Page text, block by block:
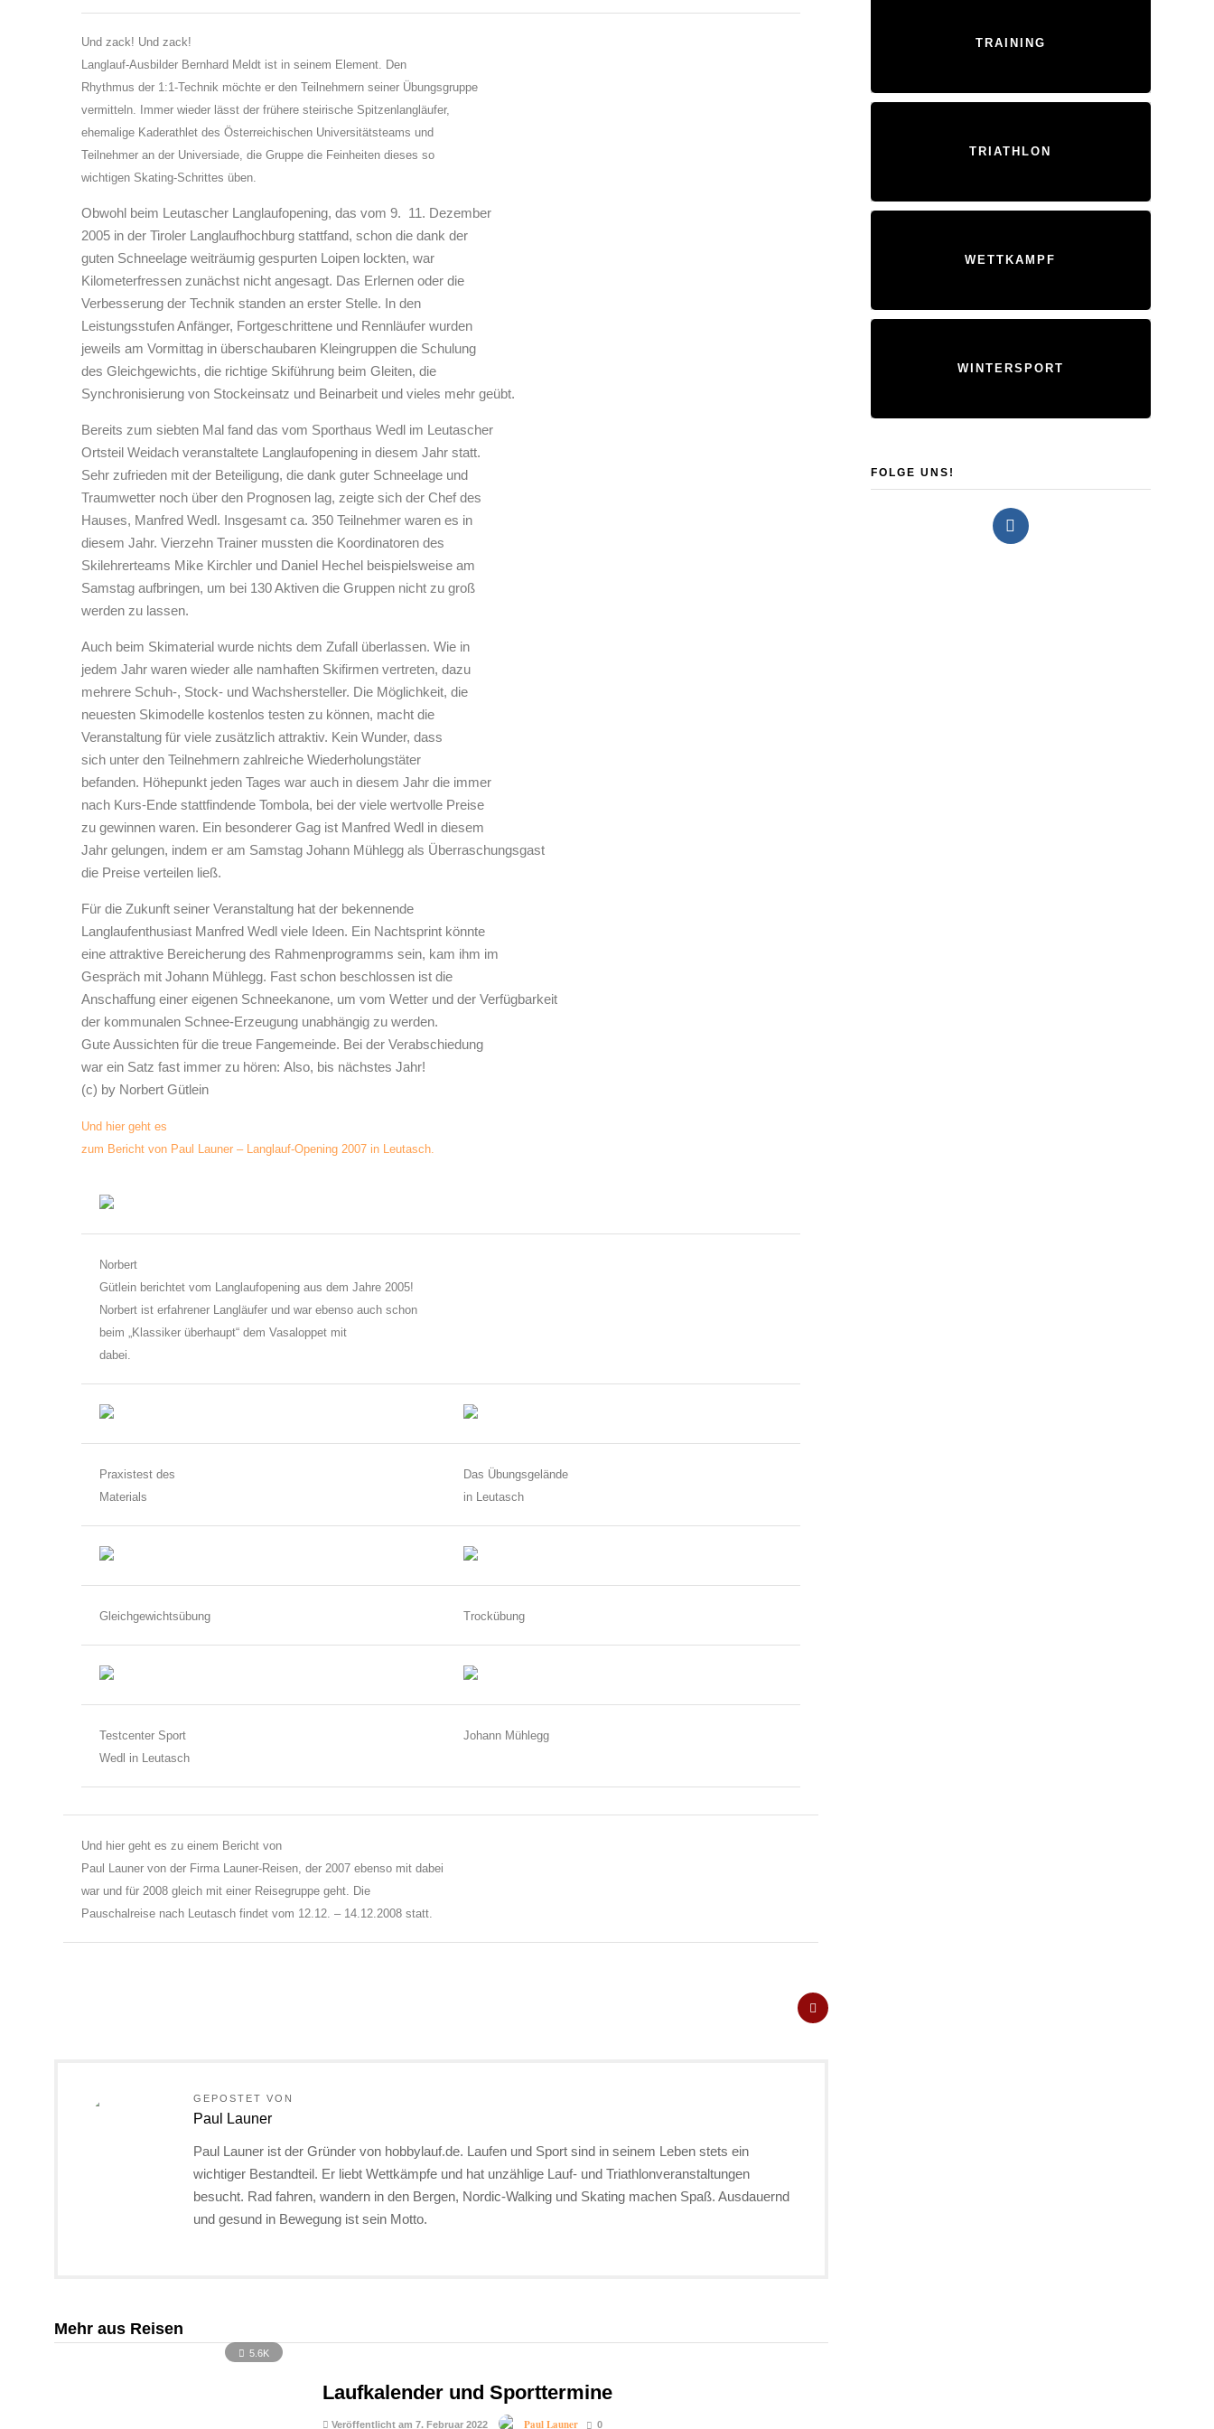
Und zack! Und zack!
Langlauf-Ausbilder Bernhard Meldt ist in seinem Element. Den
Rhythmus der 1:1-Technik möchte er den Teilnehmern seiner Übungsgruppe
vermitteln. Immer wieder lässt der frühere steirische Spitzenlangläufer,
ehemalige Kaderathlet des Österreichischen Universitätsteams und
Teilnehmer an der Universiade, die Gruppe die Feinheiten dieses so
wichtigen Skating-Schrittes üben.
Obwohl beim Leutascher Langlaufopening, das vom 9.  11. Dezember
2005 in der Tiroler Langlaufhochburg stattfand, schon die dank der
guten Schneelage weiträumig gespurten Loipen lockten, war
Kilometerfressen zunächst nicht angesagt. Das Erlernen oder die
Verbesserung der Technik standen an erster Stelle. In den
Leistungsstufen Anfänger, Fortgeschrittene und Rennläufer wurden
jeweils am Vormittag in überschaubaren Kleingruppen die Schulung
des Gleichgewichts, die richtige Skiführung beim Gleiten, die
Synchronisierung von Stockeinsatz und Beinarbeit und vieles mehr geübt.
Bereits zum siebten Mal fand das vom Sporthaus Wedl im Leutascher
Ortsteil Weidach veranstaltete Langlaufopening in diesem Jahr statt.
Sehr zufrieden mit der Beteiligung, die dank guter Schneelage und
Traumwetter noch über den Prognosen lag, zeigte sich der Chef des
Hauses, Manfred Wedl. Insgesamt ca. 350 Teilnehmer waren es in
diesem Jahr. Vierzehn Trainer mussten die Koordinatoren des
Skilehrerteams Mike Kirchler und Daniel Hechel beispielsweise am
Samstag aufbringen, um bei 130 Aktiven die Gruppen nicht zu groß
werden zu lassen.
Auch beim Skimaterial wurde nichts dem Zufall überlassen. Wie in
jedem Jahr waren wieder alle namhaften Skifirmen vertreten, dazu
mehrere Schuh-, Stock- und Wachshersteller. Die Möglichkeit, die
neuesten Skimodelle kostenlos testen zu können, macht die
Veranstaltung für viele zusätzlich attraktiv. Kein Wunder, dass
sich unter den Teilnehmern zahlreiche Wiederholungstäter
befanden. Höhepunkt jeden Tages war auch in diesem Jahr die immer
nach Kurs-Ende stattfindende Tombola, bei der viele wertvolle Preise
zu gewinnen waren. Ein besonderer Gag ist Manfred Wedl in diesem
Jahr gelungen, indem er am Samstag Johann Mühlegg als Überraschungsgast
die Preise verteilen ließ.
Für die Zukunft seiner Veranstaltung hat der bekennende
Langlaufenthusiast Manfred Wedl viele Ideen. Ein Nachtsprint könnte
eine attraktive Bereicherung des Rahmenprogramms sein, kam ihm im
Gespräch mit Johann Mühlegg. Fast schon beschlossen ist die
Anschaffung einer eigenen Schneekanone, um vom Wetter und der Verfügbarkeit
der kommunalen Schnee-Erzeugung unabhängig zu werden.
Gute Aussichten für die treue Fangemeinde. Bei der Verabschiedung
war ein Satz fast immer zu hören: Also, bis nächstes Jahr!
(c) by Norbert Gütlein
Und hier geht es
zum Bericht von Paul Launer – Langlauf-Opening 2007 in Leutasch.
Norbert
Gütlein berichtet vom Langlaufopening aus dem Jahre 2005!
Norbert ist erfahrener Langläufer und war ebenso auch schon
beim „Klassiker überhaupt“ dem Vasaloppet mit
dabei.
Praxistest des
Materials
Das Übungsgelände
in Leutasch
Gleichgewichtsübung Trockübung
Testcenter Sport
Wedl in Leutasch
Johann Mühlegg
Und hier geht es zu einem Bericht von
Paul Launer von der Firma Launer-Reisen, der 2007 ebenso mit dabei
war und für 2008 gleich mit einer Reisegruppe geht. Die
Pauschalreise nach Leutasch findet vom 12.12. – 14.12.2008 statt.
GEPOSTET VON
Paul Launer
Paul Launer ist der Gründer von hobbylauf.de. Laufen und Sport sind in seinem Leben stets ein
wichtiger Bestandteil. Er liebt Wettkämpfe und hat unzählige Lauf- und Triathlonveranstaltungen
besucht. Rad fahren, wandern in den Bergen, Nordic-Walking und Skating machen Spaß. Ausdauernd
und gesund in Bewegung ist sein Motto.
Mehr aus Reisen
5.6K
Laufkalender und Sporttermine
Veröffentlicht am 7. Februar 2022 Paul Launer 0
TRAINING
TRIATHLON
WETTKAMPF
WINTERSPORT
FOLGE UNS!